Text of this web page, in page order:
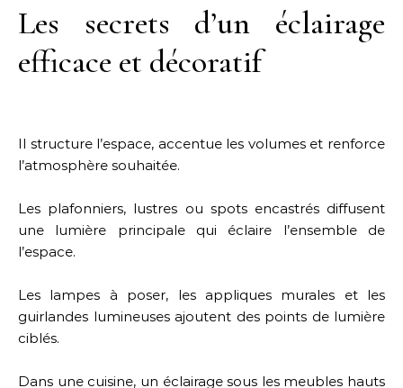
Les secrets d’un éclairage
efficace et décoratif
Il structure l’espace, accentue les volumes et renforce
l’atmosphère souhaitée.
Les plafonniers, lustres ou spots encastrés diffusent
une lumière principale qui éclaire l’ensemble de
l’espace.
Les lampes à poser, les appliques murales et les
guirlandes lumineuses ajoutent des points de lumière
ciblés.
Dans une cuisine, un éclairage sous les meubles hauts